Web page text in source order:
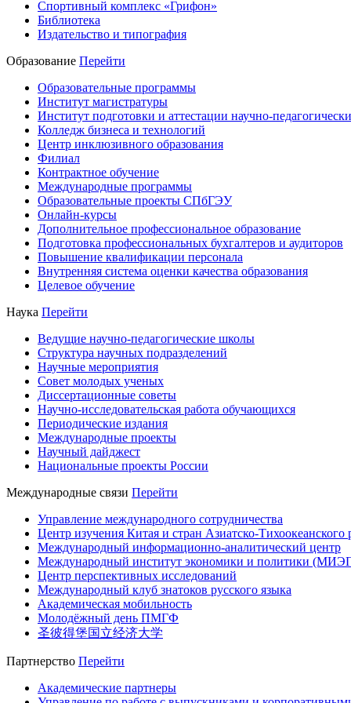
Спортивный комплекс «Грифон»
Библиотека
Издательство и типография
Образование Перейти
Образовательные программы
Институт магистратуры
Институт подготовки и аттестации научно-
Колледж бизнеса и технологий
Центр инклюзивного образования
Филиал
Контрактное обучение
Международные программы
Образовательные проекты СПбГЭУ
Онлайн-курсы
Дополнительное профессиональное образование
Подготовка профессиональных бухгалтеров и аудиторов
Повышение квалификации персонала
Внутренняя система оценки качества образования
Целевое обучение
Наука Перейти
Ведущие научно-педагогические школы
Структура научных подразделений
Научные мероприятия
Совет молодых ученых
Диссертационные советы
Научно-исследовательская работа обучающихся
Периодические издания
Международные проекты
Научный дайджест
Национальные проекты России
Международные связи Перейти
Управление международного сотрудничества
Центр изучения Китая и стран Азиатско-Тихоокеанского
Международный информационно-аналитический центр
Международный институт экономики и политики
Центр перспективных исследований
Международный клуб знатоков русского языка
Академическая мобильность
Молодёжный день ПМГФ
圣彼得堡国立经济大学
Партнерство Перейти
Академические партнеры